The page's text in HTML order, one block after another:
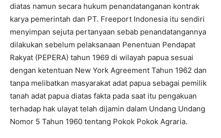
diatas namun secara hukum penandatanganan kontrak
karya pemerintah dan PT. Freeport Indonesia itu sendiri
menyimpan sejuta pertanyaan sebab penandatangannya
dilakukan sebelum pelaksanaan Penentuan Pendapat
Rakyat (PEPERA) tahun 1969 di wilayah papua sesuai
dengan ketentuan New York Agreement Tahun 1962 dan
tanpa melibatkan masyarakat adat papua sebagai pemilik
tanah adat papua diatas fakta pada saat itu pengakuan
terhadap hak ulayat telah dijamin dalam Undang Undang
Nomor 5 Tahun 1960 tentang Pokok Pokok Agraria.